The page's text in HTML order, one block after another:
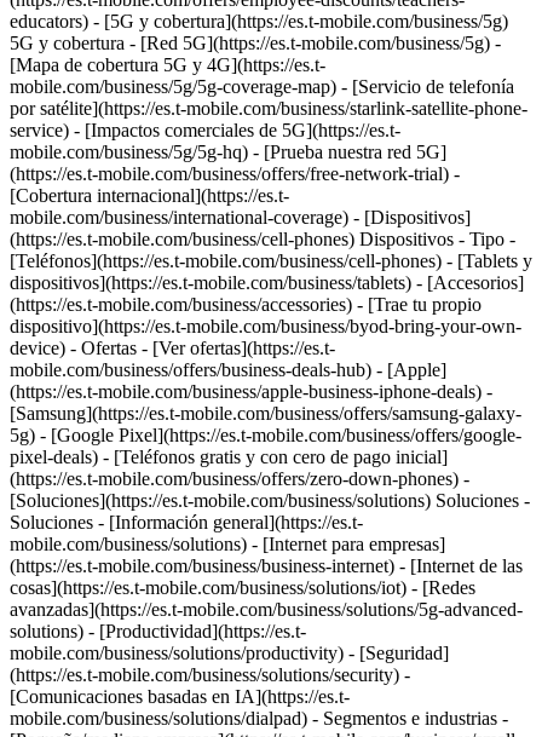
educators) - [5G y cobertura](https://es.t-mobile.com/business/5g)
5G y cobertura - [Red 5G](https://es.t-mobile.com/business/5g) -
[Mapa de cobertura 5G y 4G](https://es.t-
mobile.com/business/5g/5g-coverage-map) - [Servicio de telefonía
por satélite](https://es.t-mobile.com/business/starlink-satellite-phone-
service) - [Impactos comerciales de 5G](https://es.t-
mobile.com/business/5g/5g-hq) - [Prueba nuestra red 5G]
(https://es.t-mobile.com/business/offers/free-network-trial) -
[Cobertura internacional](https://es.t-
mobile.com/business/international-coverage) - [Dispositivos]
(https://es.t-mobile.com/business/cell-phones) Dispositivos - Tipo -
[Teléfonos](https://es.t-mobile.com/business/cell-phones) - [Tablets y
dispositivos](https://es.t-mobile.com/business/tablets) - [Accesorios]
(https://es.t-mobile.com/business/accessories) - [Trae tu propio
dispositivo](https://es.t-mobile.com/business/byod-bring-your-own-
device) - Ofertas - [Ver ofertas](https://es.t-
mobile.com/business/offers/business-deals-hub) - [Apple]
(https://es.t-mobile.com/business/apple-business-iphone-deals) -
[Samsung](https://es.t-mobile.com/business/offers/samsung-galaxy-
5g) - [Google Pixel](https://es.t-mobile.com/business/offers/google-
pixel-deals) - [Teléfonos gratis y con cero de pago inicial]
(https://es.t-mobile.com/business/offers/zero-down-phones) -
[Soluciones](https://es.t-mobile.com/business/solutions) Soluciones -
Soluciones - [Información general](https://es.t-
mobile.com/business/solutions) - [Internet para empresas]
(https://es.t-mobile.com/business/business-internet) - [Internet de las
cosas](https://es.t-mobile.com/business/solutions/iot) - [Redes
avanzadas](https://es.t-mobile.com/business/solutions/5g-advanced-
solutions) - [Productividad](https://es.t-
mobile.com/business/solutions/productivity) - [Seguridad]
(https://es.t-mobile.com/business/solutions/security) -
[Comunicaciones basadas en IA](https://es.t-
mobile.com/business/solutions/dialpad) - Segmentos e industrias -